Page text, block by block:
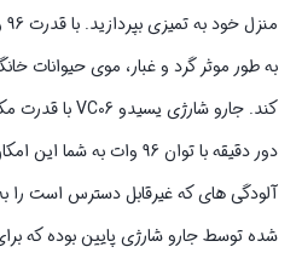
به طور موثر گرد و غبار، موی حیوانات
دور دقیقه با توان 96 وات
آلودگی های که غیرقابل دسترس است را
شده توسط جارو شارژی پایین بوده که